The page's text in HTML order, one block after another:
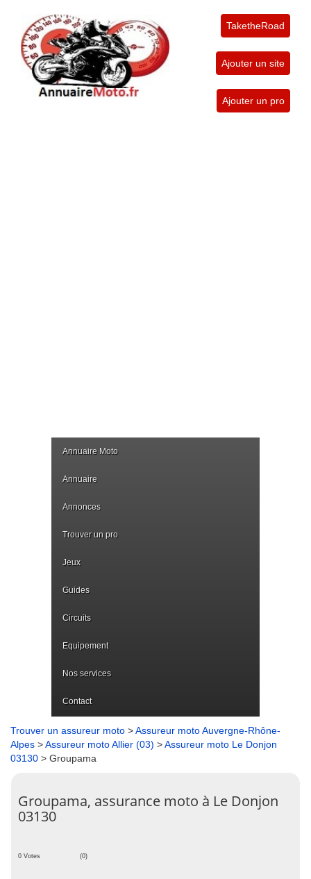
TaketheRoad
Ajouter un site
Ajouter un pro
Annuaire Moto
Annuaire
Annonces
Trouver un pro
Jeux
Guides
Circuits
Equipement
Nos services
Contact
Trouver un assureur moto >Assureur moto Auvergne-Rhône-
Alpes >Assureur moto Allier (03) >Assureur moto Le Donjon
03130 > Groupama
Groupama, assurance moto à Le Donjon
03130
0 Votes (0)